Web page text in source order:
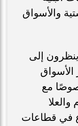
والأسواق
إلى
الأسواق
مع
في قطاعات